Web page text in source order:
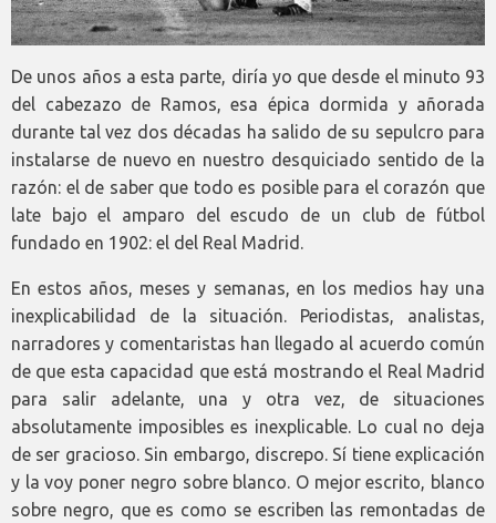
De unos años a esta parte, diría yo que desde el minuto 93
del cabezazo de Ramos, esa épica dormida y añorada
durante tal vez dos décadas ha salido de su sepulcro para
instalarse de nuevo en nuestro desquiciado sentido de la
razón: el de saber que todo es posible para el corazón que
late bajo el amparo del escudo de un club de fútbol
fundado en 1902: el del Real Madrid.
En estos años, meses y semanas, en los medios hay una
inexplicabilidad de la situación. Periodistas, analistas,
narradores y comentaristas han llegado al acuerdo común
de que esta capacidad que está mostrando el Real Madrid
para salir adelante, una y otra vez, de situaciones
absolutamente imposibles es inexplicable. Lo cual no deja
de ser gracioso. Sin embargo, discrepo. Sí tiene explicación
y la voy poner negro sobre blanco. O mejor escrito, blanco
sobre negro, que es como se escriben las remontadas de